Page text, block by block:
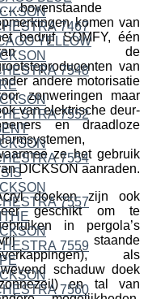
komen van
bedrijf SOMFY, één
de
van
andere motorisatie
zonweringen maar
van elektrische deur-
en draadloze
ze het gebruik
DICKSON aanraden.
doeken zijn ook
geschikt om te
in pergola’s
staande
als
schaduw doek
en tal van